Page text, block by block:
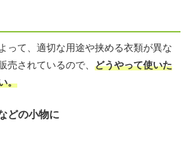
って、適切な用途や挟める衣類が異な
売されているので、 どうやって使いた
。
どの小物に